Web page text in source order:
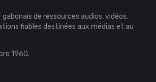
de ressources audios, vidéos,
fiables destinées aux médias et au
1960.